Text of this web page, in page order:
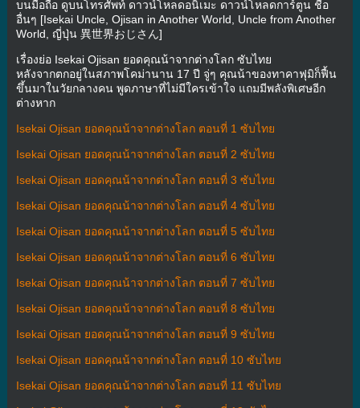
บนมือถือ ดูบนโทรศัพท์ ดาวน์โหลดอนิเมะ ดาวน์โหลดการ์ตูน ชื่อ
อื่นๆ [Isekai Uncle, Ojisan in Another World, Uncle from Another
World, ญี่ปุ่น 異世界おじさん]
เรื่องย่อ Isekai Ojisan ยอดคุณน้าจากต่างโลก ซับไทย
หลังจากตกอยู่ในสภาพโคม่านาน 17 ปี จู่ๆ คุณน้าของทาคาฟุมิก็ฟื้น
ขึ้นมาในวัยกลางคน พูดภาษาที่ไม่มีใครเข้าใจ แถมมีพลังพิเศษอีก
ต่างหาก
Isekai Ojisan ยอดคุณน้าจากต่างโลก ตอนที่ 1 ซับไทย
Isekai Ojisan ยอดคุณน้าจากต่างโลก ตอนที่ 2 ซับไทย
Isekai Ojisan ยอดคุณน้าจากต่างโลก ตอนที่ 3 ซับไทย
Isekai Ojisan ยอดคุณน้าจากต่างโลก ตอนที่ 4 ซับไทย
Isekai Ojisan ยอดคุณน้าจากต่างโลก ตอนที่ 5 ซับไทย
Isekai Ojisan ยอดคุณน้าจากต่างโลก ตอนที่ 6 ซับไทย
Isekai Ojisan ยอดคุณน้าจากต่างโลก ตอนที่ 7 ซับไทย
Isekai Ojisan ยอดคุณน้าจากต่างโลก ตอนที่ 8 ซับไทย
Isekai Ojisan ยอดคุณน้าจากต่างโลก ตอนที่ 9 ซับไทย
Isekai Ojisan ยอดคุณน้าจากต่างโลก ตอนที่ 10 ซับไทย
Isekai Ojisan ยอดคุณน้าจากต่างโลก ตอนที่ 11 ซับไทย